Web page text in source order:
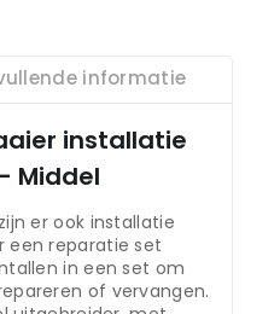
informatie
installatie
Middel
er ook installatie
een reparatie set
in een set om
of vervangen.